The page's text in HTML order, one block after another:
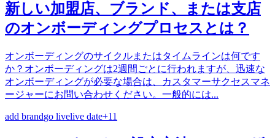
新しい加盟店、ブランド、または支店
のオンボーディングプロセスとは？
オンボーディングのサイクルまたはタイムラインは何です
か？オンボーディングは2週間ごとに行われますが、迅速な
オンボーディングが必要な場合は、カスタマーサクセスマネ
ージャーにお問い合わせください。一般的には...
add brandgo livelive date+11